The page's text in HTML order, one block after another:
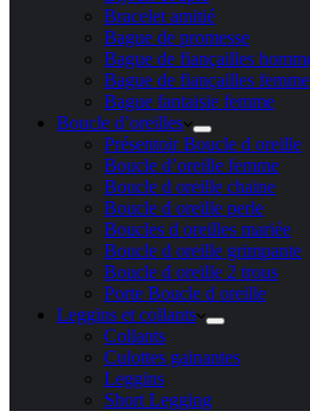
Bracelet amitié
Bague de promesse
Bague de fiançailles
Bague de fiançailles femme
Bague fantaisie femme
Boucle d’oreilles
Présentoir Boucle d oreille
Boucle d’oreille femme
Boucle d oreille chaine
Boucle d oreille perle
Boucles d oreilles mariée
Boucle d oreille grimpante
Boucle d oreille 2 trous
Porte Boucle d oreille
Leggins et collants
Collants
Culottes gainantes
Leggins
Short Legging